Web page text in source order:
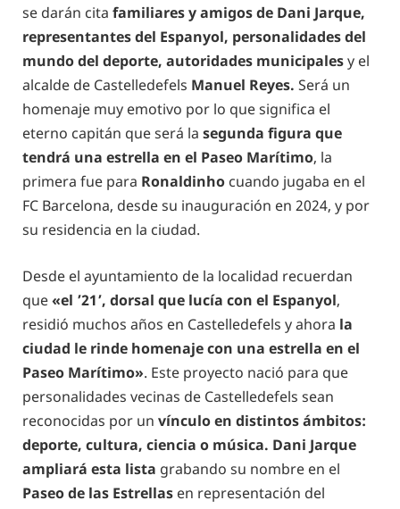
se darán cita familiares y amigos de Dani Jarque,
representantes del Espanyol, personalidades del
mundo del deporte, autoridades municipalesy el
alcalde de Castelledefels Manuel Reyes. Será un
homenaje muy emotivo por lo que significa el
eterno capitán que será la segunda figura que
tendrá una estrella en el Paseo Marítimo, la
primera fue para Ronaldinho cuando jugaba en el
FC Barcelona, desde su inauguración en 2024, y por
su residencia en la ciudad.
Desde el ayuntamiento de la localidad recuerdan
que«el ’21’, dorsal que lucía con el Espanyol,
residió muchos años en Castelledefels y ahora la
ciudad le rinde homenaje con una estrella en el
Paseo Marítimo». Este proyecto nació para que
personalidades vecinas de Castelledefels sean
reconocidas por un vínculo en distintos ámbitos:
deporte, cultura, ciencia o música. Dani Jarque
ampliará esta lista grabando su nombre en el
Paseo de las Estrellas en representación del